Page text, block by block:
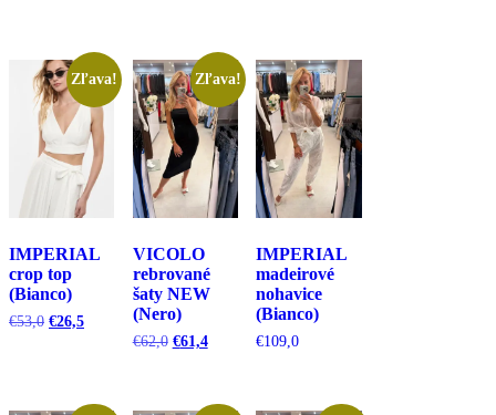
Zľava!
IMPERIAL
crop top
(Bianco)
€53,0 Pôvodná
€26,5Aktuálna
Zľava!
VICOLO
rebrované
šaty NEW
(Nero)
€62,0 Pôvodná
€61,4Aktuálna
IMPERIAL
madeirové
nohavice
(Bianco)
€109,0